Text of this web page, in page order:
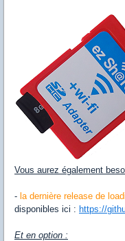
Vous aurez également
- la dernière release de
disponibles ici : https://
Et en option :